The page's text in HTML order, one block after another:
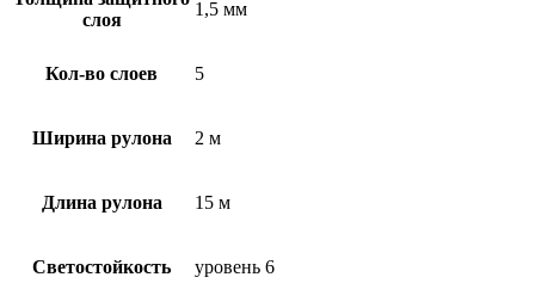
слоя
1,5 мм
Кол-во слоев 5
Ширина рулона 2 м
Длина рулона 15 м
Светостойкость уровень 6